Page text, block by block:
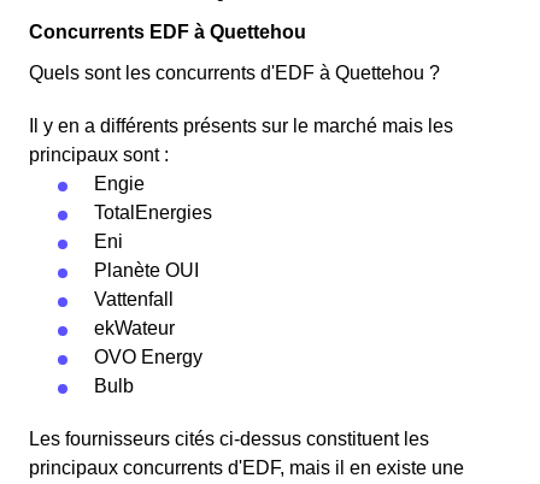
Concurrents EDF à Quettehou
Quels sont les concurrents d'EDF à Quettehou ?
Il y en a différents présents sur le marché mais les
principaux sont :
Engie
TotalEnergies
Eni
Planète OUI
Vattenfall
ekWateur
OVO Energy
Bulb
Les fournisseurs cités ci-dessus constituent les
principaux concurrents d'EDF, mais il en existe une